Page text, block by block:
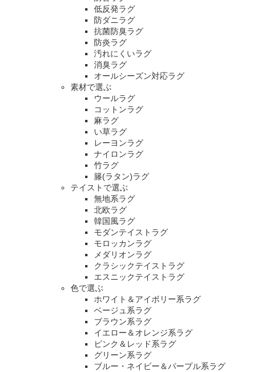
低反発ラグ
防ダニラグ
抗菌防臭ラグ
防炎ラグ
汚れにくいラグ
消臭ラグ
オールシーズン対応ラグ
素材で選ぶ
ウールラグ
コットンラグ
麻ラグ
い草ラグ
レーヨンラグ
ナイロンラグ
竹ラグ
籐(ラタン)ラグ
テイストで選ぶ
無地系ラグ
北欧ラグ
韓国風ラグ
モダンテイストラグ
モロッカンラグ
メダリオンラグ
クラシックテイストラグ
エスニックテイストラグ
色で選ぶ
ホワイト＆アイボリー系ラグ
ベージュ系ラグ
ブラウン系ラグ
イエロー＆オレンジ系ラグ
ピンク＆レッド系ラグ
グリーン系ラグ
ブルー・ネイビー＆パープル系ラグ